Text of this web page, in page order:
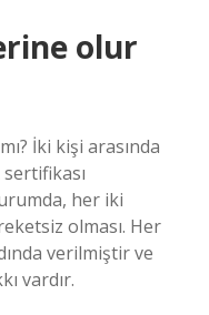
olur
İki kişi arasında
her iki
olması. Her
verilmiştir ve
vardır.